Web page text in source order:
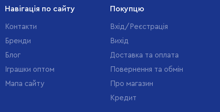
Навігація по сайту
Контакти
Бренди
Блог
Іграшки оптом
Мапа сайту
Покупцю
Вхід/Реєстрація
Вихід
Доставка та оплата
Повернення та обмін
Про магазин
Кредит